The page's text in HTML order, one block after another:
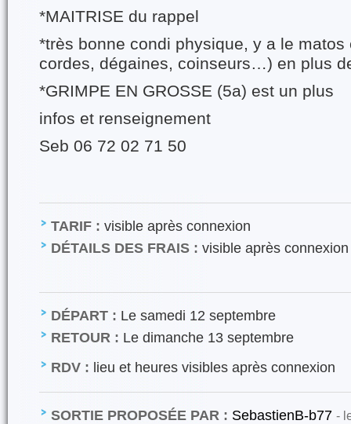
*MAITRISE du rappel
*très bonne condi physique, y a le
cordes, dégaines, coinseurs…) en plus
*GRIMPE EN GROSSE (5a) est un plus
infos et renseignement
Seb 06 72 02 71 50
TARIF : visible après connexion
DÉTAILS DES FRAIS : visible après connexion
DÉPART : Le samedi 12 septembre
RETOUR : Le dimanche 13 septembre
RDV : lieu et heures visibles après connexion
SORTIE PROPOSÉE PAR : SebastienB-b77 -